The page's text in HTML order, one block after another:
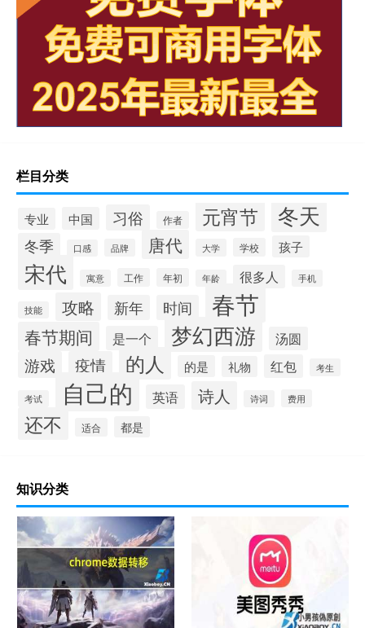
栏目分类
专业 中国 习俗 作者 元宵节 冬天
冬季 口感 品牌 唐代 大学 学校 孩子
宋代 寓意 工作 年初 年龄 很多人 手机
技能 攻略 新年 时间 春节
春节期间 是一个 梦幻西游 汤圆
游戏 疫情 的人 的是 礼物 红包 考生
考试 自己的 英语 诗人 诗词 费用
还不 适合 都是
知识分类